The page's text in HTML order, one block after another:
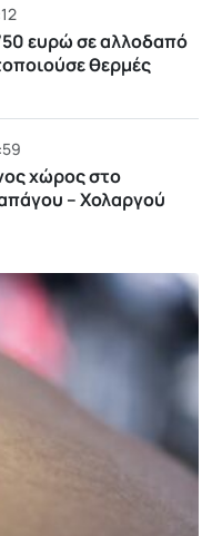
ευρώ σε αλλοδαπό
θερμές
χώρος στο
– Χολαργού